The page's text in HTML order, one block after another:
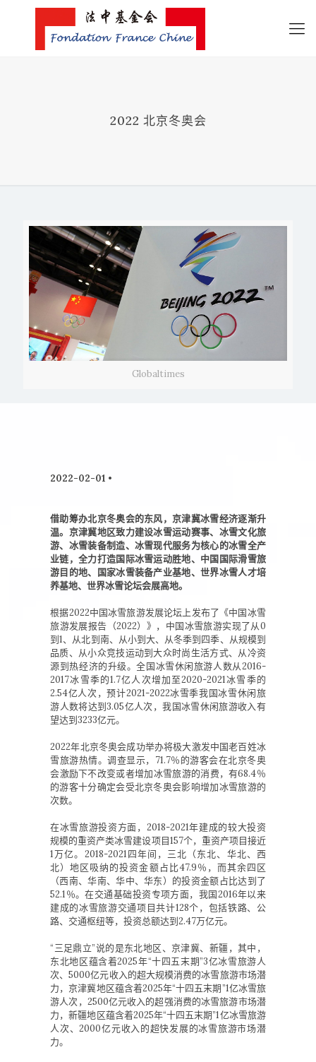
2022 北京冬奥会
Globaltimes
2022-02-01 •
借助筹办北京冬奥会的东风，京津冀冰雪经济逐渐升
温。京津冀地区致力建设冰雪运动赛事、冰雪文化旅
游、冰雪装备制造、冰雪现代服务为核心的冰雪全产
业链，全力打造国际冰雪运动胜地、中国国际滑雪旅
游目的地、国家冰雪装备产业基地、世界冰雪人才培
养基地、世界冰雪论坛会展高地。
根据2022中国冰雪旅游发展论坛上发布了《中国冰雪
旅游发展报告（2022）》，中国冰雪旅游实现了从0
到1、从北到南、从小到大、从冬季到四季、从规模到
品质、从小众竞技运动到大众时尚生活方式、从冷资
源到热经济的升级。全国冰雪休闲旅游人数从2016-
2017冰雪季的1.7亿人次增加至2020-2021冰雪季的
2.54亿人次，预计2021-2022冰雪季我国冰雪休闲旅
游人数将达到3.05亿人次，我国冰雪休闲旅游收入有
望达到3233亿元。
2022年北京冬奥会成功举办将极大激发中国老百姓冰
雪旅游热情。调查显示，71.7％的游客会在北京冬奥
会激励下不改变或者增加冰雪旅游的消费，有68.4％
的游客十分确定会受北京冬奥会影响增加冰雪旅游的
次数。
在冰雪旅游投资方面，2018-2021年建成的较大投资
规模的重资产类冰雪建设项目157个，重资产项目接近
1万亿。2018-2021四年间，三北（东北、华北、西
北）地区吸纳的投资金额占比47.9％，而其余四区
（西南、华南、华中、华东）的投资金额占比达到了
52.1％。在交通基础投资专项方面，我国2016年以来
建成的冰雪旅游交通项目共计128个，包括铁路、公
路、交通枢纽等，投资总额达到2.47万亿元。
“三足鼎立”说的是东北地区、京津冀、新疆，其中，
东北地区蕴含着2025年“十四五末期”3亿冰雪旅游人
次、5000亿元收入的超大规模消费的冰雪旅游市场潜
力，京津冀地区蕴含着2025年“十四五末期”1亿冰雪旅
游人次，2500亿元收入的超强消费的冰雪旅游市场潜
力，新疆地区蕴含着2025年“十四五末期”1亿冰雪旅游
人次、2000亿元收入的超快发展的冰雪旅游市场潜
力。